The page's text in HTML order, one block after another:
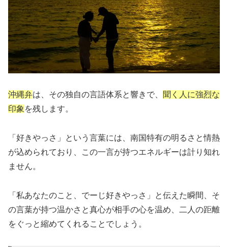
沖縄弁は、その独自の言語体系と響きで、
聞く人に強烈な
印象を残します。
「好きやっさ」という言葉には、南国特有の明るさと情熱
が込められており、この一言が持つエネルギーは計り知れ
ません。
「私あなたのこと、でーじ好きやっさ」と伝えた瞬間、そ
の言葉が持つ温かさと真心が相手の心を温め、二人の距離
をぐっと縮めてくれることでしょう。